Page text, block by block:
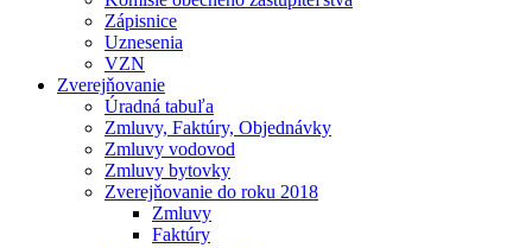
Zápisnice
Uznesenia
VZN
Zverejňovanie
Úradná tabuľa
Zmluvy, Faktúry, Objednávky
Zmluvy vodovod
Zmluvy bytovky
Zverejňovanie do roku 2018
Zmluvy
Faktúry